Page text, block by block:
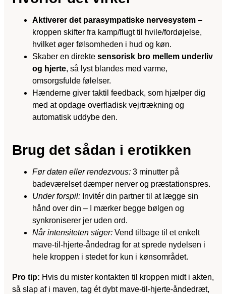
Aktiverer det parasympatiske nervesystem –
kroppen skifter fra kamp/flugt til hvile/fordøjelse,
hvilket øger følsomheden i hud og køn.
Skaber en direkte sensorisk bro mellem underliv
og hjerte, så lyst blandes med varme,
omsorgsfulde følelser.
Hænderne giver taktil feedback, som hjælper dig
med at opdage overfladisk vejrtrækning og
automatisk uddybe den.
Brug det sådan i erotikken
Før daten eller rendezvous: 3 minutter på
badeværelset dæmper nerver og præstationspres.
Under forspil: Invitér din partner til at lægge sin
hånd over din – I mærker begge bølgen og
synkroniserer jer uden ord.
Når intensiteten stiger: Vend tilbage til et enkelt
mave-til-hjerte-åndedrag for at sprede nydelsen i
hele kroppen i stedet for kun i kønsområdet.
Pro tip: Hvis du mister kontakten til kroppen midt i akten,
så slap af i maven, tag ét dybt mave-til-hjerte-åndedræt,